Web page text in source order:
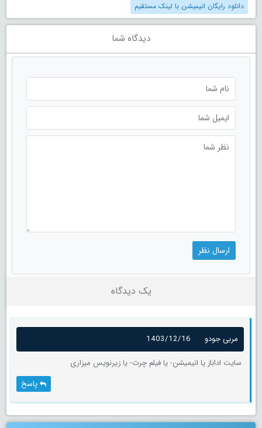
دانلود رایگان انیمیشن با لینک مستقیم
دیدگاه شما
یک دیدگاه
مربی جودو
1403/12/16
سایت اداباز یا انیمیشن- یا فیلم چرت- یا زیرنویس میزاری
پاسخ